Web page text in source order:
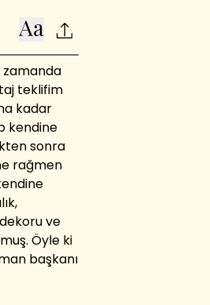
zamanda
teklifim
kadar
kendine
sonra
rağmen
ve
Öyle ki
başkanı